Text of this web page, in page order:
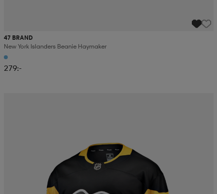
47 BRAND
New York Islanders Beanie Haymaker
279:-